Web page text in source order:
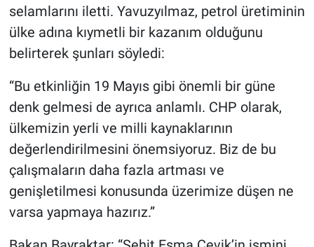
selamlarını iletti. Yavuzyılmaz, petrol üretiminin
ülke adına kıymetli bir kazanım olduğunu
belirterek şunları söyledi:
“Bu etkinliğin 19 Mayıs gibi önemli bir güne
denk gelmesi de ayrıca anlamlı. CHP olarak,
ülkemizin yerli ve milli kaynaklarının
değerlendirilmesini önemsiyoruz. Biz de bu
çalışmaların daha fazla artması ve
genişletilmesi konusunda üzerimize düşen ne
varsa yapmaya hazırız.”